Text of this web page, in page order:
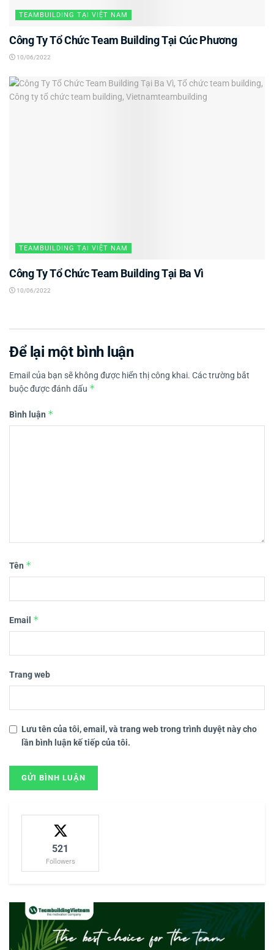
TEAMBUILDING TẠI VIỆT NAM
Công Ty Tổ Chức Team Building Tại Cúc Phương
10/06/2022
TEAMBUILDING TẠI VIỆT NAM
Công Ty Tổ Chức Team Building Tại Ba Vì
10/06/2022
Để lại một bình luận
Email của bạn sẽ không được hiển thị công khai. Các trường bắt
buộc được đánh dấu *
Bình luận *
Tên *
Email *
Trang web
Lưu tên của tôi, email, và trang web trong trình duyệt này cho
lần bình luận kế tiếp của tôi.
521
Followers